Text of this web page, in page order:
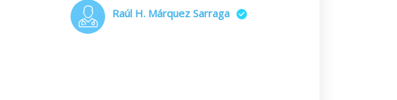
Raúl H. Márquez Sarraga